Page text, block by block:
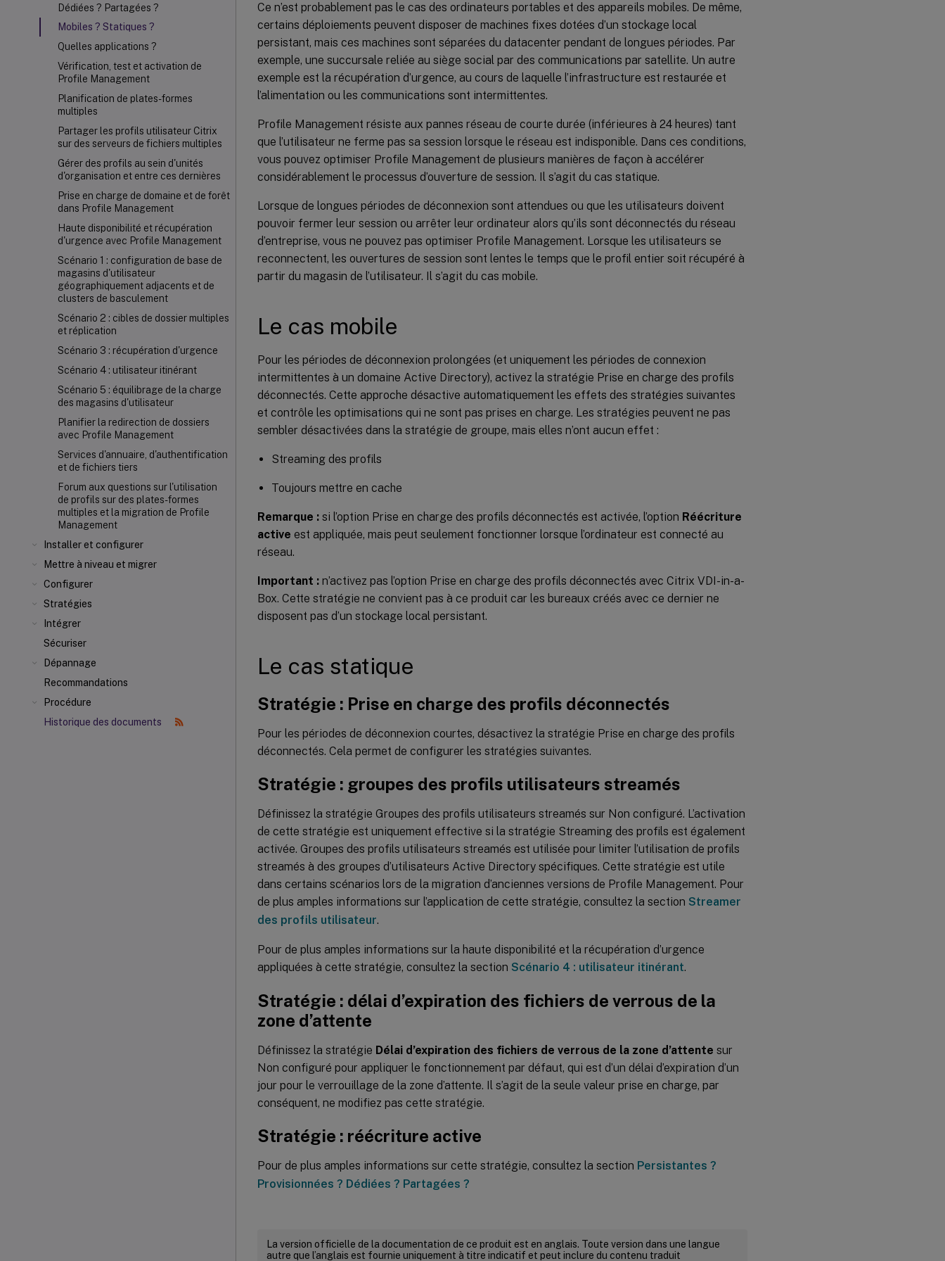
Dédiées ? Partagées ?
Mobiles ? Statiques ?
Quelles applications ?
Vérification, test et activation de
Profile Management
Planification de plates-formes
multiples
Partager les profils utilisateur Citrix
sur des serveurs de fichiers multiples
Gérer des profils au sein d'unités
d'organisation et entre ces dernières
Prise en charge de domaine et de forêt
dans Profile Management
Haute disponibilité et récupération
d'urgence avec Profile Management
Scénario 1 : configuration de base de
magasins d'utilisateur
géographiquement adjacents et de
clusters de basculement
Scénario 2 : cibles de dossier multiples
et réplication
Scénario 3 : récupération d'urgence
Scénario 4 : utilisateur itinérant
Scénario 5 : équilibrage de la charge
des magasins d'utilisateur
Planifier la redirection de dossiers
avec Profile Management
Services d'annuaire, d'authentification
et de fichiers tiers
Forum aux questions sur l'utilisation
de profils sur des plates-formes
multiples et la migration de Profile
Management
Installer et configurer
Mettre à niveau et migrer
Configurer
Stratégies
Intégrer
Sécuriser
Dépannage
Recommandations
Procédure
Historique des documents
Ce n’est probablement pas le cas des ordinateurs portables et des appareils mobiles. De même,
certains déploiements peuvent disposer de machines fixes dotées d’un stockage local
persistant, mais ces machines sont séparées du datacenter pendant de longues périodes. Par
exemple, une succursale reliée au siège social par des communications par satellite. Un autre
exemple est la récupération d’urgence, au cours de laquelle l’infrastructure est restaurée et
l’alimentation ou les communications sont intermittentes.
Profile Management résiste aux pannes réseau de courte durée (inférieures à 24 heures) tant
que l’utilisateur ne ferme pas sa session lorsque le réseau est indisponible. Dans ces conditions,
vous pouvez optimiser Profile Management de plusieurs manières de façon à accélérer
considérablement le processus d’ouverture de session. Il s’agit du cas statique.
Lorsque de longues périodes de déconnexion sont attendues ou que les utilisateurs doivent
pouvoir fermer leur session ou arrêter leur ordinateur alors qu’ils sont déconnectés du réseau
d’entreprise, vous ne pouvez pas optimiser Profile Management. Lorsque les utilisateurs se
reconnectent, les ouvertures de session sont lentes le temps que le profil entier soit récupéré à
partir du magasin de l’utilisateur. Il s’agit du cas mobile.
Le cas mobile
Pour les périodes de déconnexion prolongées (et uniquement les périodes de connexion
intermittentes à un domaine Active Directory), activez la stratégie Prise en charge des profils
déconnectés. Cette approche désactive automatiquement les effets des stratégies suivantes
et contrôle les optimisations qui ne sont pas prises en charge. Les stratégies peuvent ne pas
sembler désactivées dans la stratégie de groupe, mais elles n’ont aucun effet :
Streaming des profils
Toujours mettre en cache
Remarque : si l’option Prise en charge des profils déconnectés est activée, l’option Réécriture
active est appliquée, mais peut seulement fonctionner lorsque l’ordinateur est connecté au
réseau.
Important : n’activez pas l’option Prise en charge des profils déconnectés avec Citrix VDI-in-a-
Box. Cette stratégie ne convient pas à ce produit car les bureaux créés avec ce dernier ne
disposent pas d’un stockage local persistant.
Le cas statique
Stratégie : Prise en charge des profils déconnectés
Pour les périodes de déconnexion courtes, désactivez la stratégie Prise en charge des profils
déconnectés. Cela permet de configurer les stratégies suivantes.
Stratégie : groupes des profils utilisateurs streamés
Définissez la stratégie Groupes des profils utilisateurs streamés sur Non configuré. L’activation
de cette stratégie est uniquement effective si la stratégie Streaming des profils est également
activée. Groupes des profils utilisateurs streamés est utilisée pour limiter l’utilisation de profils
streamés à des groupes d’utilisateurs Active Directory spécifiques. Cette stratégie est utile
dans certains scénarios lors de la migration d’anciennes versions de Profile Management. Pour
de plus amples informations sur l’application de cette stratégie, consultez la section Streamer
des profils utilisateur.
Pour de plus amples informations sur la haute disponibilité et la récupération d’urgence
appliquées à cette stratégie, consultez la section Scénario 4 : utilisateur itinérant.
Stratégie : délai d’expiration des fichiers de verrous de la
zone d’attente
Définissez la stratégie Délai d’expiration des fichiers de verrous de la zone d’attente sur
Non configuré pour appliquer le fonctionnement par défaut, qui est d’un délai d’expiration d’un
jour pour le verrouillage de la zone d’attente. Il s’agit de la seule valeur prise en charge, par
conséquent, ne modifiez pas cette stratégie.
Stratégie : réécriture active
Pour de plus amples informations sur cette stratégie, consultez la section Persistantes ?
Provisionnées ? Dédiées ? Partagées ?
La version officielle de la documentation de ce produit est en anglais. Toute version dans une langue
autre que l’anglais est fournie uniquement à titre indicatif et peut inclure du contenu traduit